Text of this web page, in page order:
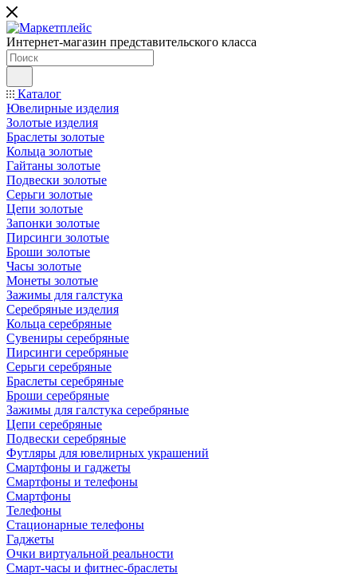
Интернет-магазин представительского класса
Каталог
Ювелирные изделия
Золотые изделия
Браслеты золотые
Кольца золотые
Гайтаны золотые
Подвески золотые
Серьги золотые
Цепи золотые
Запонки золотые
Пирсинги золотые
Броши золотые
Часы золотые
Монеты золотые
Зажимы для галстука
Серебряные изделия
Кольца серебряные
Сувениры серебряные
Пирсинги серебряные
Серьги серебряные
Браслеты серебряные
Броши серебряные
Зажимы для галстука серебряные
Цепи серебряные
Подвески серебряные
Футляры для ювелирных украшений
Смартфоны и гаджеты
Смартфоны и телефоны
Смартфоны
Телефоны
Стационарные телефоны
Гаджеты
Очки виртуальной реальности
Смарт-часы и фитнес-браслеты